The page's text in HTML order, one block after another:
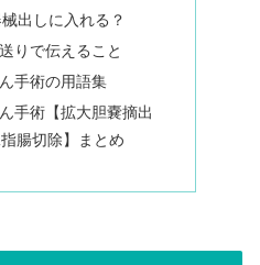
出しに入れる？
りで伝えること
手術の用語集
手術【拡大胆嚢摘出
腸切除】まとめ